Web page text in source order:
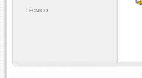
Técnico